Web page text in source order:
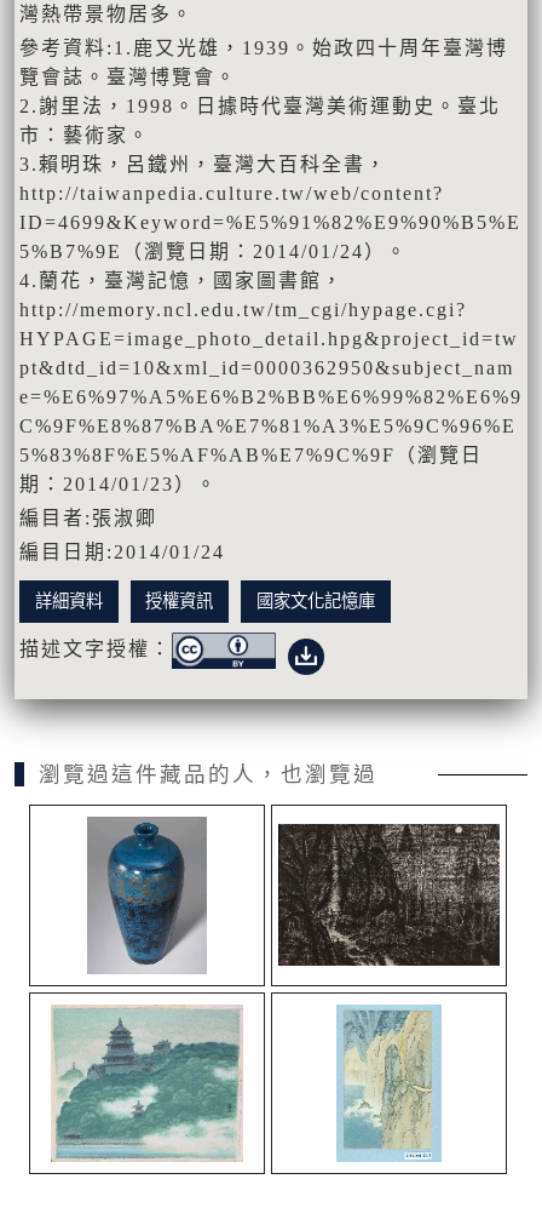
灣熱帶景物居多。
參考資料:1.鹿又光雄，1939。始政四十周年臺灣博
覽會誌。臺灣博覽會。
2.謝里法，1998。日據時代臺灣美術運動史。臺北
市：藝術家。
3.賴明珠，呂鐵州，臺灣大百科全書，
http://taiwanpedia.culture.tw/web/content?
ID=4699&Keyword=%E5%91%82%E9%90%B5%E
5%B7%9E（瀏覽日期：2014/01/24）。
4.蘭花，臺灣記憶，國家圖書館，
http://memory.ncl.edu.tw/tm_cgi/hypage.cgi?
HYPAGE=image_photo_detail.hpg&project_id=tw
pt&dtd_id=10&xml_id=0000362950&subject_nam
e=%E6%97%A5%E6%B2%BB%E6%99%82%E6%9
C%9F%E8%87%BA%E7%81%A3%E5%9C%96%E
5%83%8F%E5%AF%AB%E7%9C%9F（瀏覽日
期：2014/01/23）。
編目者:張淑卿
編目日期:2014/01/24
詳細資料 授權資訊 國家文化記憶庫
描述文字授權：
瀏覽過這件藏品的人，也瀏覽過